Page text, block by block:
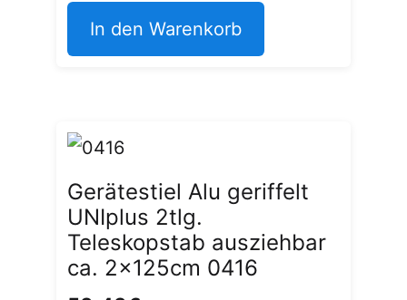
In den Warenkorb
Gerätestiel Alu geriffelt
UNIplus 2tlg.
Teleskopstab ausziehbar
ca. 2x125cm 0416